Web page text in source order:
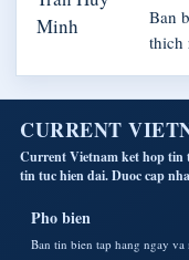
Ban
thich
CURRENT
Current Vietnam ket hop tin
tin tuc hien dai. Duoc cap
Pho bien
Ban tin bien tap hang ngay